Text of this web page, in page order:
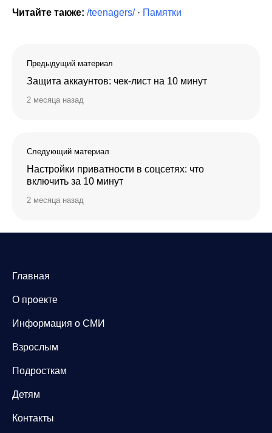
Читайте также: /teenagers/· Памятки
Предыдущий материал
Защита аккаунтов: чек-лист на 10 минут
2 месяца назад
Следующий материал
Настройки приватности в соцсетях: что
включить за 10 минут
2 месяца назад
Главная
О проекте
Информация о СМИ
Взрослым
Подросткам
Детям
Контакты